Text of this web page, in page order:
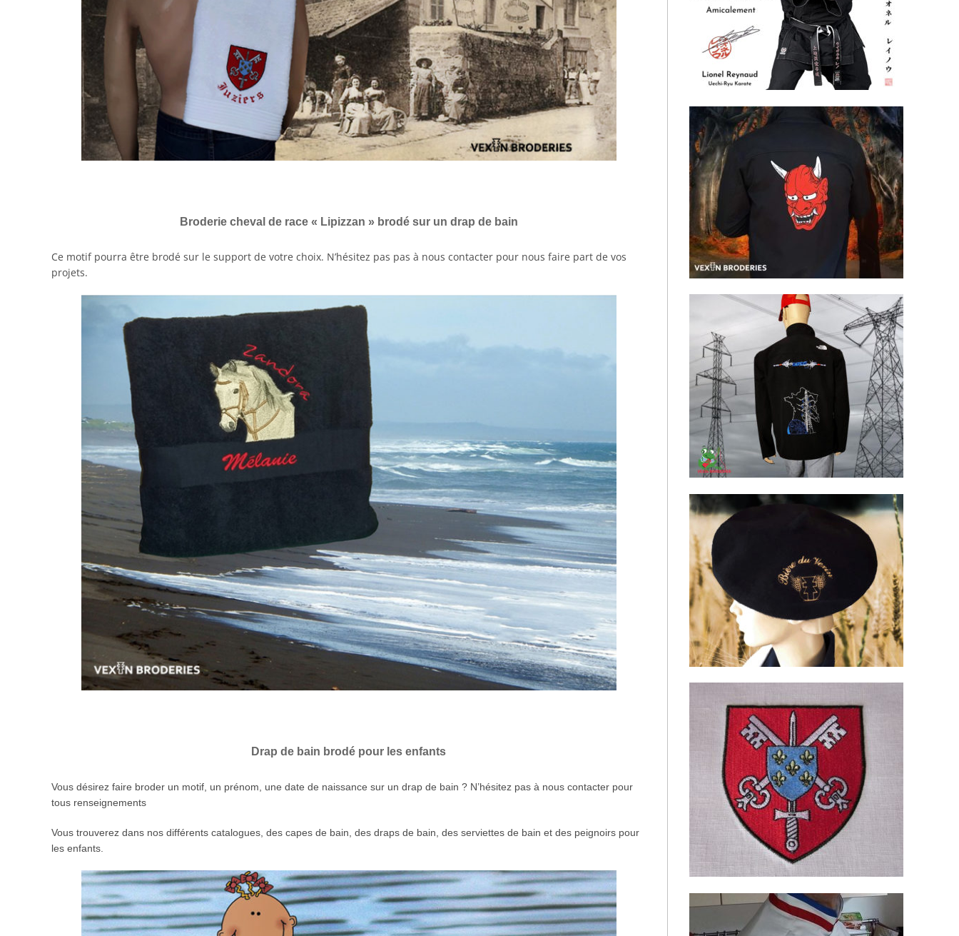
Broderie cheval de race « Lipizzan » brodé sur un drap de bain
Ce motif pourra être brodé sur le support de votre choix. N’hésitez pas pas à nous contacter pour nous faire part de vos
projets.
Drap de bain brodé pour les enfants
Vous désirez faire broder un motif, un prénom, une date de naissance sur un drap de bain ? N’hésitez pas à nous contacter pour
tous renseignements
Vous trouverez dans nos différents catalogues, des capes de bain, des draps de bain, des serviettes de bain et des peignoirs pour
les enfants.